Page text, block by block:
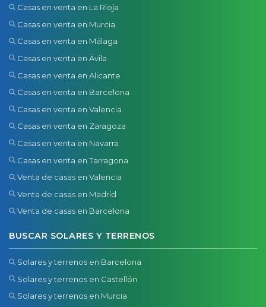
Casas en venta en La Rioja
Casas en venta en Murcia
Casas en venta en Málaga
Casas en venta en Ávila
Casas en venta en Alicante
Casas en venta en Barcelona
Casas en venta en Valencia
Casas en venta en Zaragoza
Casas en venta en Navarra
Casas en venta en Tarragona
Venta de casas en Valencia
Venta de casas en Madrid
Venta de casas en Barcelona
BUSCAR SOLARES Y TERRENOS
Solares y terrenos en Barcelona
Solares y terrenos en Castellón
Solares y terrenos en Murcia